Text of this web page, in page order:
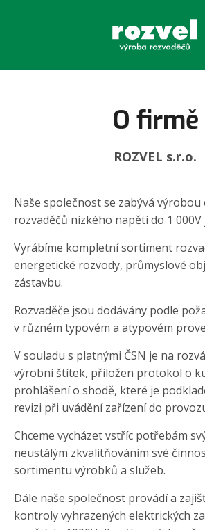
O FIRMĚ
KONTAKT
O firmě
ROZVEL s.r.o.
Naše společnost se zabývá výrobou
rozvaděčů nízkého napětí do 1
Vyrábíme kompletní sortiment
energetické rozvody, průmyslové
zástavbu.
Rozvaděče jsou dodávány podle
v různém typovém a atypovém
V souladu s platnými ČSN je na
výrobní štítek, přiložen protokol o
prohlášení o shodě, které je
revizi při uvádění zařízení do
Chceme vycházet vstříc potřebám
neustálým zkvalitňováním své
sortimentu výrobků a služeb.
Dále naše společnost provádí a
kontroly vyhrazených elektrických